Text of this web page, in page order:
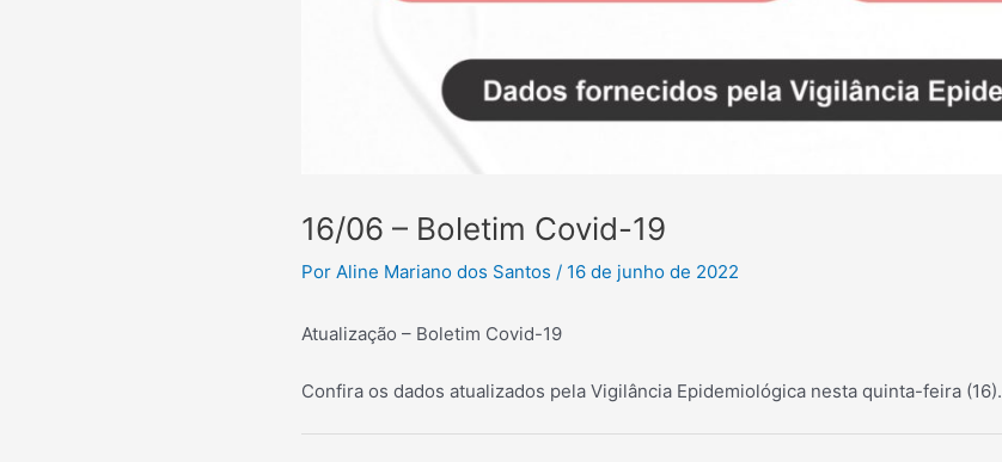
16/06 – Boletim Covid-19
Por Aline Mariano dos Santos / 16 de junho de 2022
Atualização – Boletim Covid-19
Confira os dados atualizados pela Vigilância Epidemiológica nesta quinta-feira (16).